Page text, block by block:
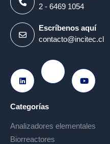
2 - 6469 1054
Escríbenos aquí
contacto@incitec.cl
Ir a LinkedIn
Ir a
Ir a
Categorías
Analizadores elementales
Biorreactores